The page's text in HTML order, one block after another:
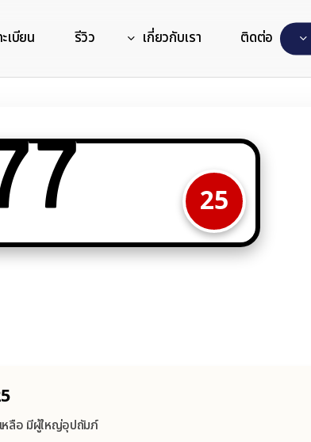
เบียน รีวิว เกี่ยวกับเรา ติดต่อ
25
หลือ มีผู้ใหญ่อุปถัมภ์